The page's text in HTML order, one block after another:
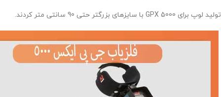
تولید لوپ برای GPX 5000 با سایزهای بزرگتر حتی 90 سانتی متر کردند.